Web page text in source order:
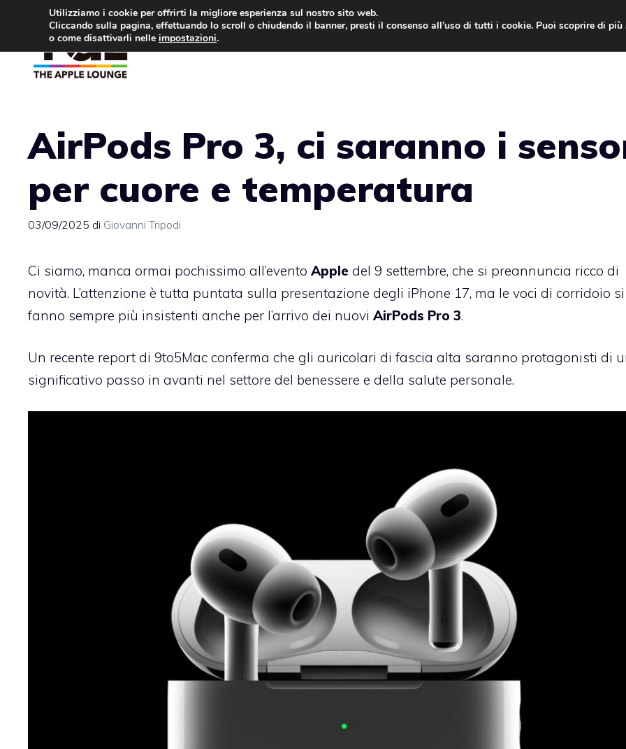
contenuto
AirPods Pro 3, ci saranno i
per cuore e temperatura
03/09/2025 di Giovanni Tripodi
Ci siamo, manca ormai pochissimo all’evento Apple del 9 settembre, che si preannuncia ricco di
novità. L’attenzione è tutta puntata sulla presentazione degli iPhone 17, ma le voci di corridoio si
fanno sempre più insistenti anche per l’arrivo dei nuovi AirPods Pro 3.
Un recente report di 9to5Mac conferma che gli auricolari di fascia alta saranno protagonisti di
significativo passo in avanti nel settore del benessere e della salute personale.
Utilizziamo i cookie per offrirti la migliore esperienza sul nostro sito web.
Cliccando sulla pagina, effettuando lo scroll o chiudendo il banner, presti il consenso all’uso di tutti i cookie. Puoi scoprire di
o come disattivarli nelle impostazioni.